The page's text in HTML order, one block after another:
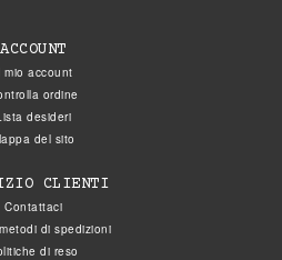
ACCOUNT
mio account
ordine
desideri
del sito
CLIENTI
Contattaci
di spedizioni
di reso